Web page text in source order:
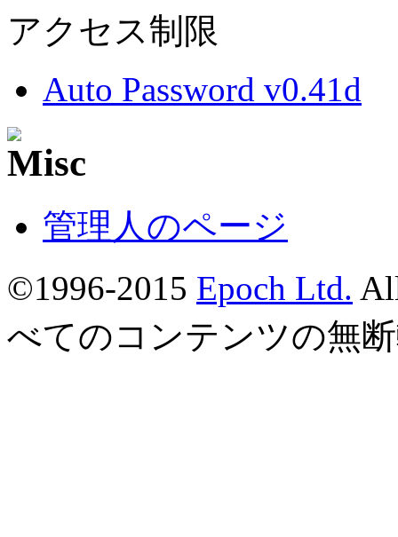
アクセス制限
Auto Password v0.41d
管理人のページ
©1996-2015 Epoch Ltd.
べてのコンテンツの無